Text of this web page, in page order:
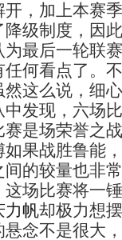
开，加上本赛
降级制度，因
为最后一轮联
任何看点了。不
然这么说，细
中发现，六场
赛是场荣誉之
如果战胜鲁能
间的较量也非
这场比赛将一
力帆却极力想
悬念不是很大